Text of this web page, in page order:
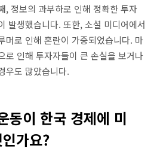
, 정보의 과부하로 인해 정확한 투자
발생했습니다. 또한, 소셜 미디어에서
머로 인해 혼란이 가중되었습니다. 마
로 인해 투자자들이 큰 손실을 보거나
우도 많았습니다.
동이 한국 경제에 미
가요?